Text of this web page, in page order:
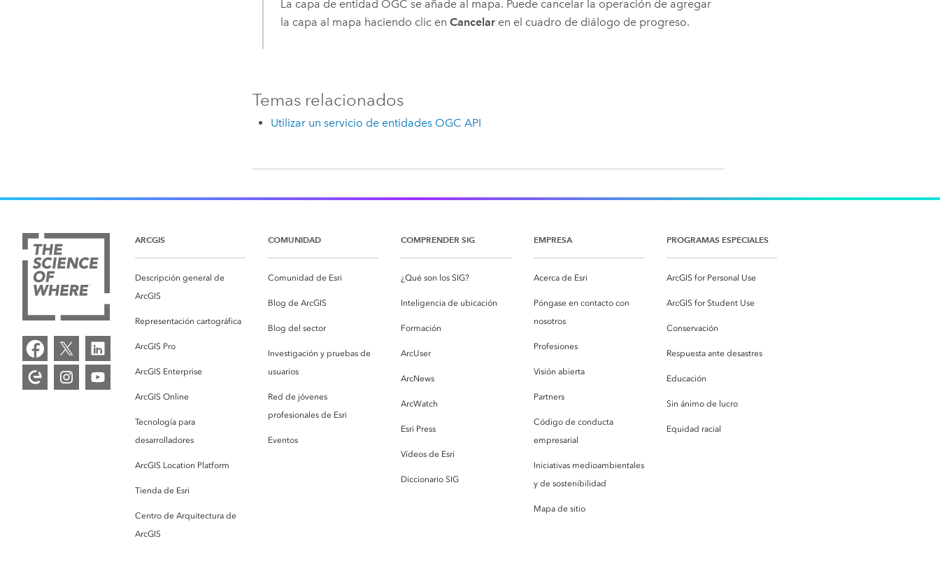
La capa de entidad OGC se añade al mapa. Puede cancelar la operación de agregar
la capa al mapa haciendo clic enCancelar en el cuadro de diálogo de progreso.
Temas relacionados
Utilizar un servicio de entidades OGC API
ARCGIS
Descripción general de
ArcGIS
Representación cartográfica
ArcGIS Pro
ArcGIS Enterprise
ArcGIS Online
Tecnología para
desarrolladores
ArcGIS Location Platform
Tienda de Esri
Centro de Arquitectura de
ArcGIS
COMUNIDAD
Comunidad de Esri
Blog de ArcGIS
Blog del sector
Investigación y pruebas de
usuarios
Red de jóvenes
profesionales de Esri
Eventos
COMPRENDER SIG
¿Qué son los SIG?
Inteligencia de ubicación
Formación
ArcUser
ArcNews
ArcWatch
Esri Press
Vídeos de Esri
Diccionario SIG
EMPRESA
Acerca de Esri
Póngase en contacto con
nosotros
Profesiones
Visión abierta
Partners
Código de conducta
empresarial
Iniciativas medioambientales
y de sostenibilidad
Mapa de sitio
PROGRAMAS ESPECIALES
ArcGIS for Personal Use
ArcGIS for Student Use
Conservación
Respuesta ante desastres
Educación
Sin ánimo de lucro
Equidad racial